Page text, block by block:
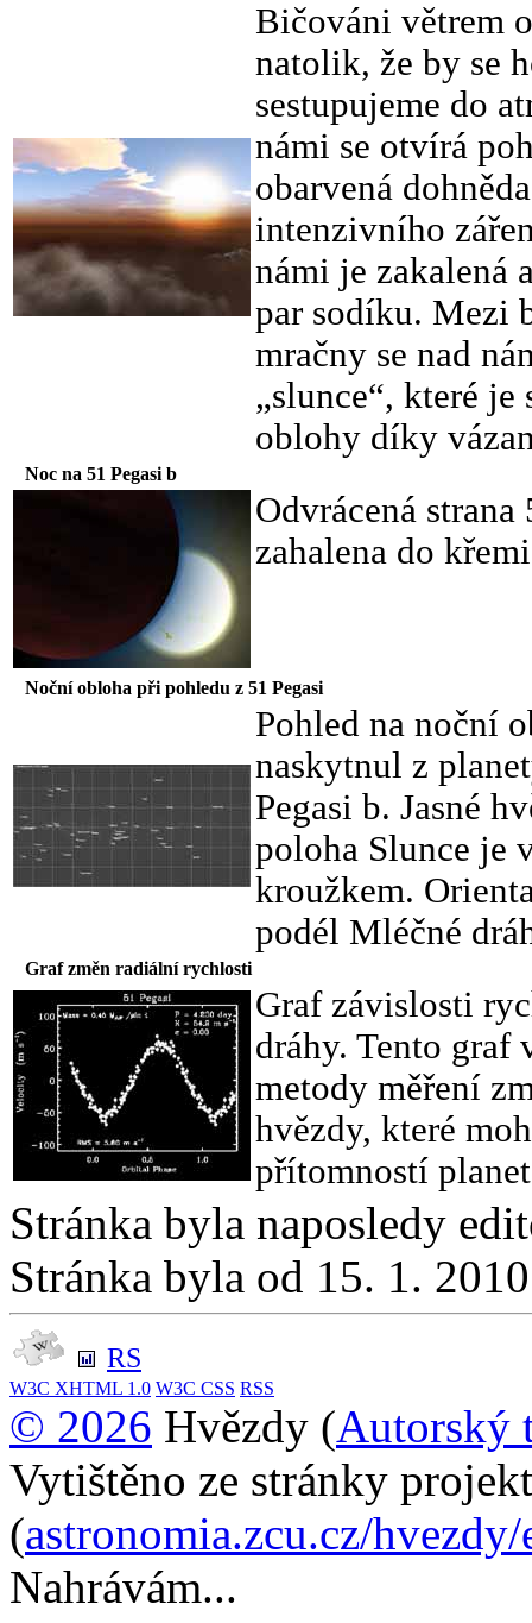
Bičováni větrem
natolik, že by se
sestupujeme do
námi se otvírá
obarvená
intenzivního
námi je zakalená
par sodíku. Mezi
mračny se nad
„slunce“, které je
oblohy díky
Noc na 51 Pegasi b
Odvrácená
zahalena do
Noční obloha při pohledu z 51 Pegasi
Pohled na noční
naskytnul z
Pegasi b. Jasné
poloha Slunce je
kroužkem.
podél Mléčné
Graf změn radiální rychlosti
Graf závislosti
dráhy. Tento
metody měření
hvězdy, které
přítomností
Stránka byla naposledy
Stránka byla od 15. 1.
RS
W3C XHTML 1.0 W3C CSS RSS
© 2026 Hvězdy (Autorský
Vytištěno ze stránky
(astronomia.zcu.cz/
Nahrávám...